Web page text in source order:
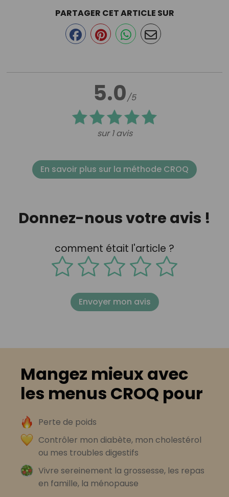
5.0/5
sur 1 avis
PARTAGER CET ARTICLE SUR
En savoir plus sur la méthode CROQ
Donnez-nous votre avis !
comment était l'article ?
Envoyer mon avis
Mangez mieux avec
les menus CROQ pour
Perte de poids
Contrôler mon diabète, mon cholestérol
ou mes troubles digestifs
Vivre sereinement la grossesse, les repas
en famille, la ménopause